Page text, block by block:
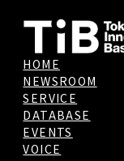
HOME
NEWSROOM
SERVICE
DATABASE
EVENTS
VOICE